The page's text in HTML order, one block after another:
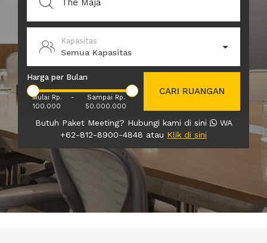
Kapasitas
Semua Kapasitas
Harga per Bulan
Mulai Rp.
100.000
-
Sampai Rp.
50.000.000
CARI RUANGAN
Butuh Paket Meeting? Hubungi kami di sini
WA
+62-812-8900-4848 atau Klik di sini